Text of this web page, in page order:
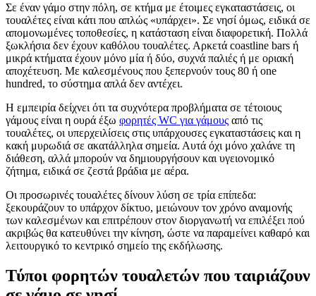
Σε έναν γάμο στην πόλη, σε κτήμα με έτοιμες εγκαταστάσεις, οι
τουαλέτες είναι κάτι που απλώς «υπάρχει». Σε νησί όμως, ειδικά σε
απομονωμένες τοποθεσίες, η κατάσταση είναι διαφορετική. Πολλά
ξωκλήσια δεν έχουν καθόλου τουαλέτες. Αρκετά coastline bars ή
μικρά κτήματα έχουν μόνο μία ή δύο, συχνά παλιές ή με οριακή
αποχέτευση. Με καλεσμένους που ξεπερνούν τους 80 ή one
hundred, το σύστημα απλά δεν αντέχει.
Η εμπειρία δείχνει ότι τα συχνότερα προβλήματα σε τέτοιους
γάμους είναι η ουρά έξω φορητές WC για γάμους από τις
τουαλέτες, οι υπερχειλίσεις στις υπάρχουσες εγκαταστάσεις και η
κακή μυρωδιά σε ακατάλληλα σημεία. Αυτά όχι μόνο χαλάνε τη
διάθεση, αλλά μπορούν να δημιουργήσουν και υγειονομικό
ζήτημα, ειδικά σε ζεστά βράδια με αέρα.
Οι προσωρινές τουαλέτες δίνουν λύση σε τρία επίπεδα:
ξεκουράζουν το υπάρχον δίκτυο, μειώνουν τον χρόνο αναμονής
των καλεσμένων και επιτρέπουν στον διοργανωτή να επιλέξει πού
ακριβώς θα κατευθύνει την κίνηση, ώστε να παραμείνει καθαρό και
λειτουργικό το κεντρικό σημείο της εκδήλωσης.
Τύποι φορητών τουαλετών που ταιριάζουν